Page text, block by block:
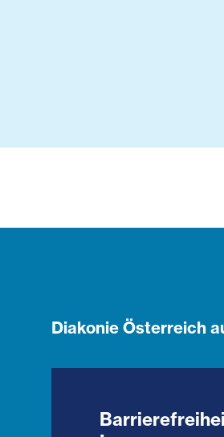
Diakonie Österreich